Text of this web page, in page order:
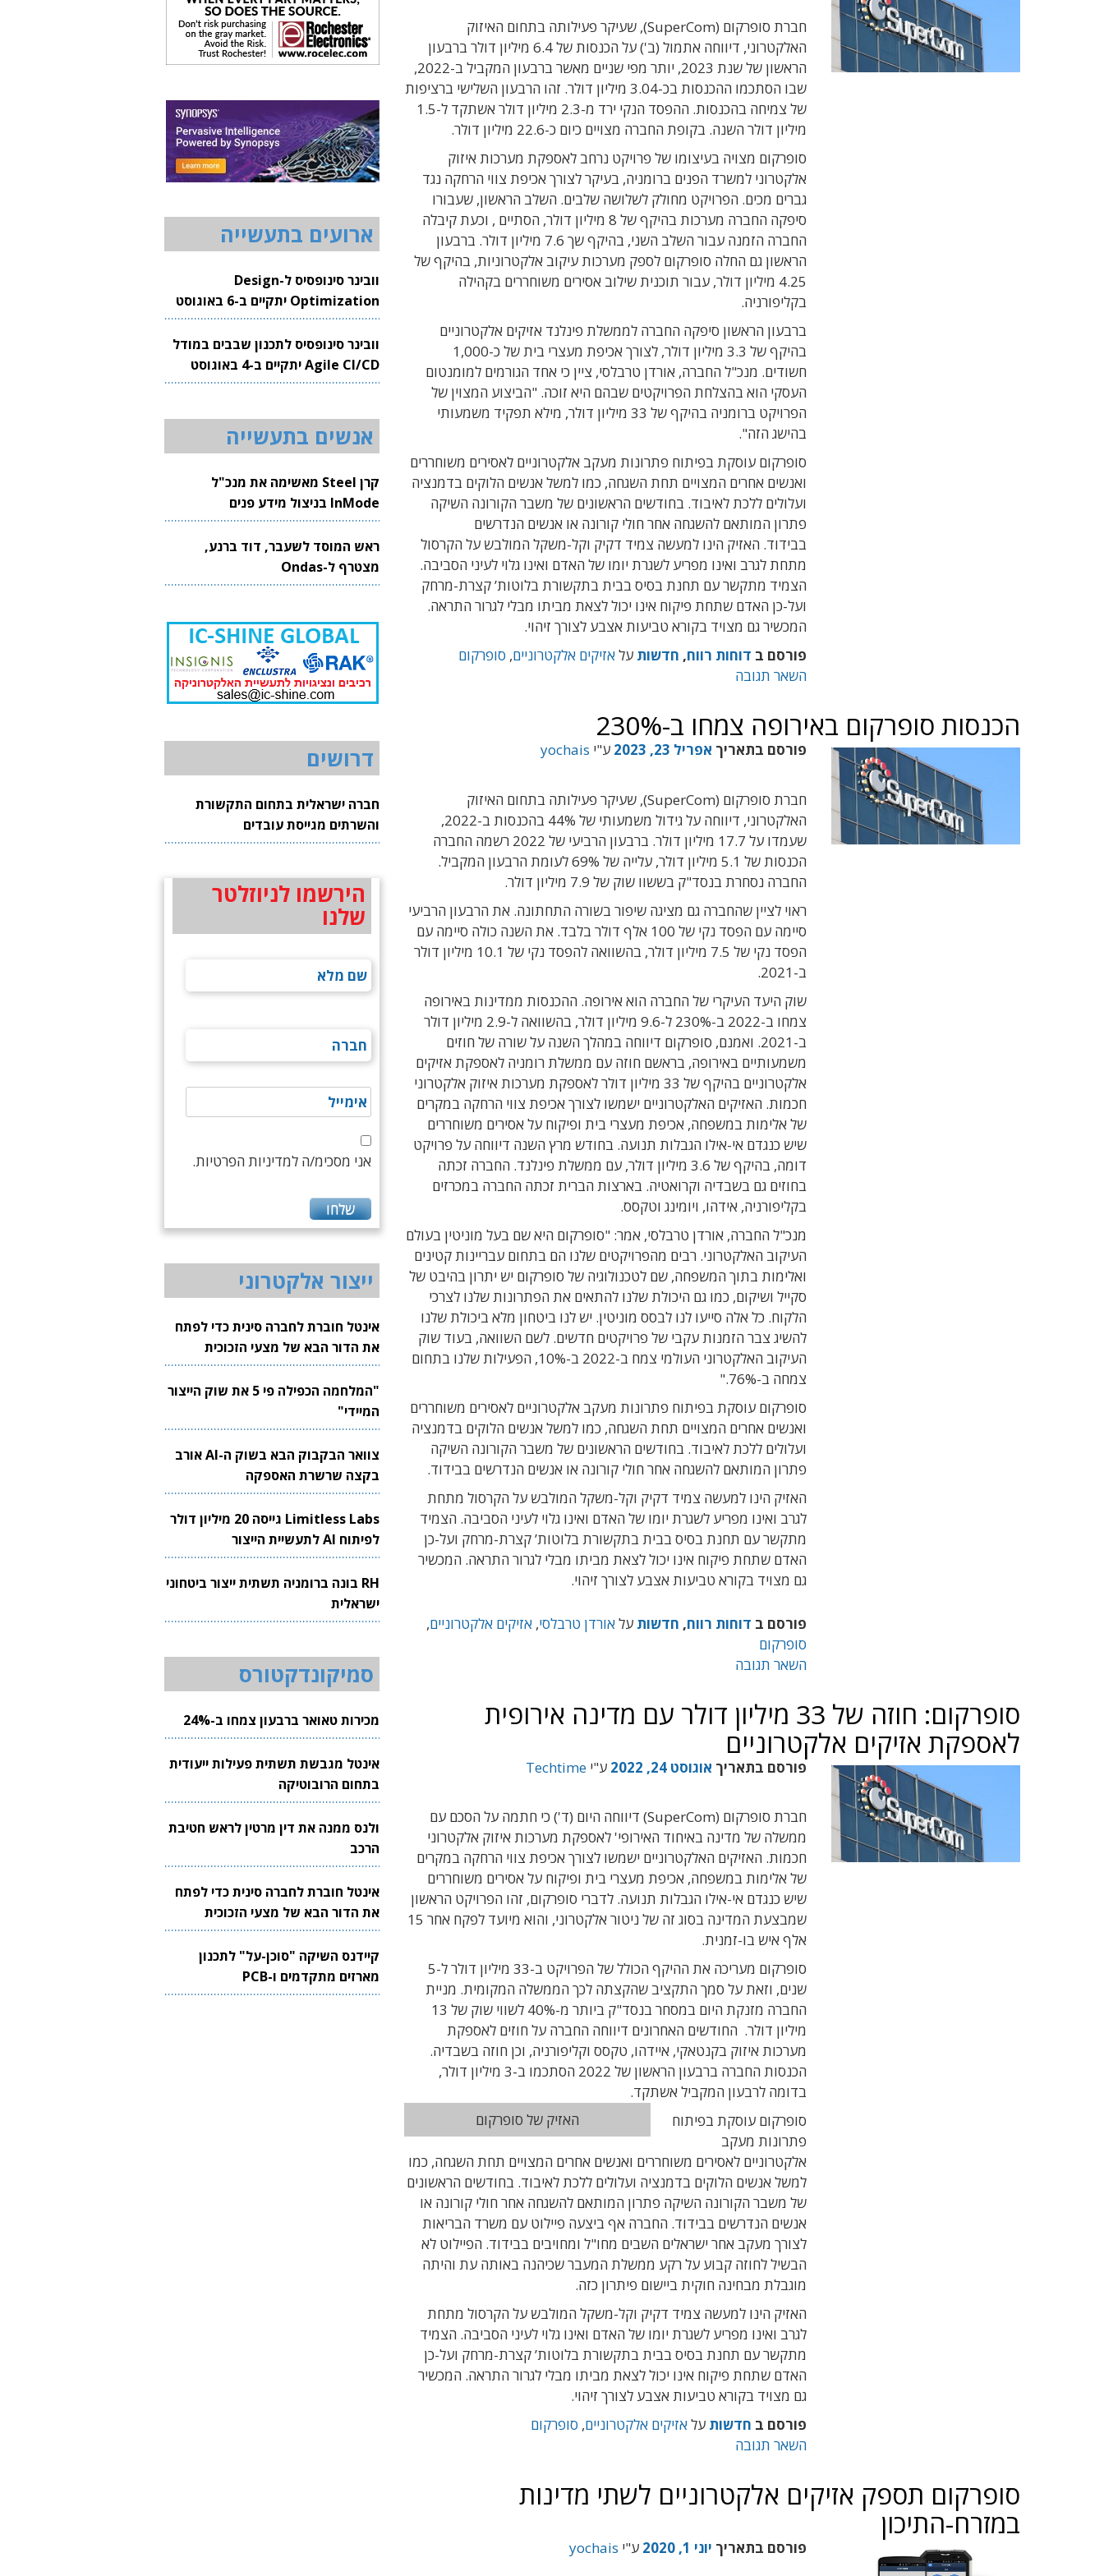
חברת סופרקום (SuperCom), שעיקר פעילותה בתחום האיזוק
האלקטרוני, דיווחה אתמול (ב') על הכנסות של 6.4 מיליון דולר ברבעון
הראשון של שנת 2023, יותר מפי שניים מאשר ברבעון המקביל ב-2022,
שבו הסתכמו ההכנסות בכ-3.04 מיליון דולר. זהו הרבעון השלישי ברציפות
של צמיחה בהכנסות. ההפסד הנקי ירד מ-2.3 מיליון דולר אשתקד ל-1.5
מיליון דולר השנה. בקופת החברה מצויים כיום כ-22.6 מיליון דולר.
סופרקום מצויה בעיצומו של פרויקט נרחב לאספקת מערכות איזוק
אלקטרוני למשרד הפנים ברומניה, בעיקר לצורך אכיפת צווי הרחקה נגד
גברים מכים. הפרויקט מחולק לשלושה שלבים. השלב הראשון, שעבורו
סיפקה החברה מערכות בהיקף של 8 מיליון דולר, הסתיים , וכעת קיבלה
החברה הזמנה עבור השלב השני, בהיקף שך 7.6 מיליון דולר. ברבעון
הראשון גם החלה סופרקום לספק מערכות עיקוב אלקטרוניות, בהיקף של
4.25 מיליון דולר, עבור תוכנית שילוב אסירים משוחררים בקהילה
בקליפורניה.
ברבעון הראשון סיפקה החברה לממשלת פינלנד אזיקים אלקטרוניים
בהיקף של 3.3 מיליון דולר, לצורך אכיפת מעצרי בית של כ-1,000
חשודים. מנכ"ל החברה, אורדן טרבלסי, ציין כי אחד הגורמים למומנטום
העסקי הוא בהצלחת הפרויקטים שבהם היא זוכה. "הביצוע המצוין של
הפרויקט ברומניה בהיקף של 33 מיליון דולר, מילא תפקיד משמעותי
בהישג הזה".
סופרקום עוסקת בפיתוח פתרונות מעקב אלקטרוניים לאסירים משוחררים
ואנשים אחרים המצויים תחת השגחה, כמו למשל אנשים הלוקים בדמנציה
ועלולים ללכת לאיבוד. בחודשים הראשונים של משבר הקורונה השיקה
פתרון המותאם להשגחה אחר חולי קורונה או אנשים הנדרשים
בבידוד. האזיק הינו למעשה צמיד דקיק וקל-משקל המולבש על הקרסול
מתחת לגרב ואינו מפריע לשגרת יומו של האדם ואינו גלוי לעיני הסביבה.
הצמיד מתקשר עם תחנת בסיס בבית בתקשורת בלוטות’ קצרת-מרחק
ועל-כן האדם שתחת פיקוח אינו יכול לצאת מביתו מבלי לגרור התראה.
המכשיר גם מצויד בקורא טביעות אצבע לצורך זיהוי.
פורסם ב דוחות רווח, חדשות עלאזיקים אלקטרוניים, סופרקום
השאר תגובה
הכנסות סופרקום באירופה צמחו ב-230%
פורסם בתאריך אפריל 23, 2023 ע"י yochais
חברת סופרקום (SuperCom), שעיקר פעילותה בתחום האיזוק
האלקטרוני, דיווחה על גידול משמעותי של 44% בהכנסות ב-2022,
שעמדו על 17.7 מיליון דולר. ברבעון הרביעי של 2022 רשמה החברה
הכנסות של 5.1 מיליון דולר, עלייה של 69% לעומת הרבעון המקביל.
החברה נסחרת בנסד"ק בששוו שוק של 7.9 מיליון דולר.
ראוי לציין שהחברה גם מציגה שיפור בשורה התחתונה. את הרבעון הרביעי
סיימה עם הפסד נקי של 100 אלף דולר בלבד. את השנה כולה סיימה עם
הפסד נקי של 7.5 מיליון דולר, בהשוואה להפסד נקי של 10.1 מיליון דולר
ב-2021.
שוק היעד העיקרי של החברה הוא אירופה. ההכנסות ממדינות באירופה
צמחו ב-2022 ב-230% ל-9.6 מיליון דולר, בהשוואה ל-2.9 מיליון דולר
ב-2021. ואמנם, סופרקום דיווחה במהלך השנה על שורה של חוזים
משמעותיים באירופה, בראשם חוזה עם ממשלת רומניה לאספקת אזיקים
אלקטרוניים בהיקף של 33 מיליון דולר
לאספקת מערכות איזוק אלקטרוני
חכמות. האזיקים האלקטרוניים ישמשו לצורך אכיפת צווי הרחקה במקרים
של אלימות במשפחה, אכיפת מעצרי בית ופיקוח על אסירים משוחררים
שיש כנגדם אי-אילו הגבלות תנועה. בחודש מרץ השנה דיווחה על פרויקט
דומה, בהיקף של 3.6 מיליון דולר, עם ממשלת פינלנד. החברה זכתה
בחוזים גם בשבדיה וקרואטיה. בארצות הברית זכתה החברה במכרזים
בקליפורניה, אידהו, ויומינג וטקסס.
מנכ"ל החברה, אורדן טרבלסי, אמר: "סופרקום היא שם בעל מוניטין בעולם
העיקוב האלקטרוני. רבים מהפרויקטים שלנו הם בתחום עבריינות קטינים
ואלימות בתוך המשפחה, שם לטכנולוגיה של סופרקום יש יתרון בהיבט של
סקייל ושיקום, כמו גם היכולת שלנו להתאים את הפתרונות שלנו לצרכי
הלקוח. כל אלה סייעו לנו לבסס מוניטין. יש לנו ביטחון מלא ביכולת שלנו
להשיג צבר הזמנות עקבי של פרויקטים חדשים. לשם השוואה, בעוד שוק
העיקוב האלקטרוני העולמי צמח ב-2022 ב-10%, הפעילות שלנו בתחום
צמחה ב-76%."
סופרקום עוסקת בפיתוח פתרונות מעקב אלקטרוניים לאסירים משוחררים
ואנשים אחרים המצויים תחת השגחה, כמו למשל אנשים הלוקים בדמנציה
ועלולים ללכת לאיבוד. בחודשים הראשונים של משבר הקורונה השיקה
פתרון המותאם להשגחה אחר חולי קורונה או אנשים הנדרשים בבידוד.
האזיק הינו למעשה צמיד דקיק וקל-משקל המולבש על הקרסול מתחת
לגרב ואינו מפריע לשגרת יומו של האדם ואינו גלוי לעיני הסביבה. הצמיד
מתקשר עם תחנת בסיס בבית בתקשורת בלוטות’ קצרת-מרחק ועל-כן
האדם שתחת פיקוח אינו יכול לצאת מביתו מבלי לגרור התראה. המכשיר
גם מצויד בקורא טביעות אצבע לצורך זיהוי.
פורסם ב דוחות רווח, חדשות עלאורדן טרבלסי, אזיקים אלקטרוניים,
סופרקום
השאר תגובה
סופרקום: חוזה של 33 מיליון דולר עם מדינה אירופית
לאספקת אזיקים אלקטרוניים
פורסם בתאריך אוגוסט 24, 2022 ע"י Techtime
חברת סופרקום (SuperCom) דיווחה היום (ד') כי חתמה על הסכם עם
ממשלה של מדינה באיחוד האירופי' לאספקת מערכות איזוק אלקטרוני
חכמות. האזיקים האלקטרוניים ישמשו לצורך אכיפת צווי הרחקה במקרים
של אלימות במשפחה, אכיפת מעצרי בית ופיקוח על אסירים משוחררים
שיש כנגדם אי-אילו הגבלות תנועה. לדברי סופרקום, זהו הפרויקט הראשון
שמבצעת המדינה בסוג זה של ניטור אלקטרוני, והוא מיועד לפקח אחר 15
אלף איש בו-זמנית.
סופרקום מעריכה את ההיקף הכולל של הפרויקט ב-33 מיליון דולר ל-5
שנים, וזאת על סמך התקציב שהקצתה לכך הממשלה המקומית. מניית
החברה מזנקת היום במסחר בנסד"ק ביותר מ-40% לשווי שוק של 13
מיליון דולר. החודשים האחרונים דיווחה החברה על חוזים לאספקת
מערכות איזוק בקנטאקי, איידהו, טקסס וקליפורניה, וכן חוזה בשבדיה.
הכנסות החברה ברבעון הראשון של 2022 הסתכמו ב-3 מיליון דולר,
בדומה לרבעון המקביל אשתקד.
האזיק של סופרקום
סופרקום עוסקת בפיתוח
פתרונות מעקב
אלקטרוניים לאסירים משוחררים ואנשים אחרים המצויים תחת השגחה, כמו
למשל אנשים הלוקים בדמנציה ועלולים ללכת לאיבוד. בחודשים הראשונים
של משבר הקורונה השיקה פתרון המותאם להשגחה אחר חולי קורונה או
אנשים הנדרשים בבידוד. החברה אף ביצעה פיילוט עם משרד הבריאות
לצורך מעקב אחר ישראלים השבים מחו"ל ומחויבים בבידוד. הפיילוט לא
הבשיל לחוזה קבוע על רקע ממשלת המעבר שכיהנה באותה עת והיתה
מוגבלת מבחינה חוקית ביישום פיתרון כזה.
האזיק הינו למעשה צמיד דקיק וקל-משקל המולבש על הקרסול מתחת
לגרב ואינו מפריע לשגרת יומו של האדם ואינו גלוי לעיני הסביבה. הצמיד
מתקשר עם תחנת בסיס בבית בתקשורת בלוטות’ קצרת-מרחק ועל-כן
האדם שתחת פיקוח אינו יכול לצאת מביתו מבלי לגרור התראה. המכשיר
גם מצויד בקורא טביעות אצבע לצורך זיהוי.
פורסם ב חדשות עלאזיקים אלקטרוניים, סופרקום
השאר תגובה
סופרקום תספק אזיקים אלקטרוניים לשתי מדינות
במזרח-התיכון
פורסם בתאריך יוני 1, 2020 ע"י yochais
ארועים בתעשייה
וובינר סינופסיס ל-Design
Optimization יתקיים ב-6 באוגוסט
2026
וובינר סינופסיס לתכנון שבבים במודל
Agile CI/CD יתקיים ב-4 באוגוסט
2026
אנשים בתעשייה
קרן Steel מאשימה את מנכ"ל
InMode בניצול מידע פנים
ראש המוסד לשעבר, דוד ברנע,
מצטרף ל-Ondas
דרושים
חברה ישראלית בתחום התקשורת
והשרתים מגייסת עובדים
הירשמו לניוזלטר
שלנו
אני מסכימ/ה למדיניות הפרטיות.
ייצור אלקטרוני
אינטל חוברת לחברה סינית כדי לפתח
את הדור הבא של מצעי הזכוכית
לשבבים
"המלחמה הכפילה פי 5 את שוק הייצור
המיידי"
צוואר הבקבוק הבא בשוק ה-AI אורב
בקצה שרשרת האספקה
Limitless Labs גייסה 20 מיליון דולר
לפיתוח AI לתעשיית הייצור
RH בונה ברומניה תשתית ייצור ביטחוני
ישראלית
סמיקונדקטורס
מכירות טאואר ברבעון צמחו ב-24%
אינטל מגבשת תשתית פעילות ייעודית
בתחום הרובוטיקה
ולנס ממנה את דין מרטין לראש חטיבת
הרכב
אינטל חוברת לחברה סינית כדי לפתח
את הדור הבא של מצעי הזכוכית
לשבבים
קיידנס השיקה "סוכן-על" לתכנון
מארזים מתקדמים ו-PCB